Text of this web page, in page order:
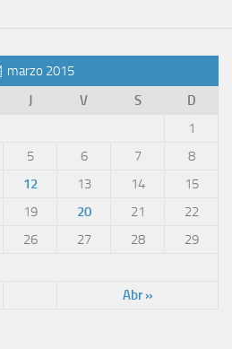
marzo 2015
J V S D
Abr »
1
5 6 7
8
12 13 14
15
19 20 21
22
26 27 28
29